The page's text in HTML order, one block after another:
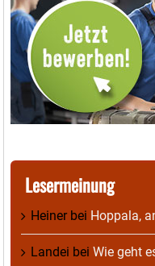
Lesermeinung
Heinerbei Hoppala,
Landei bei Wie geht